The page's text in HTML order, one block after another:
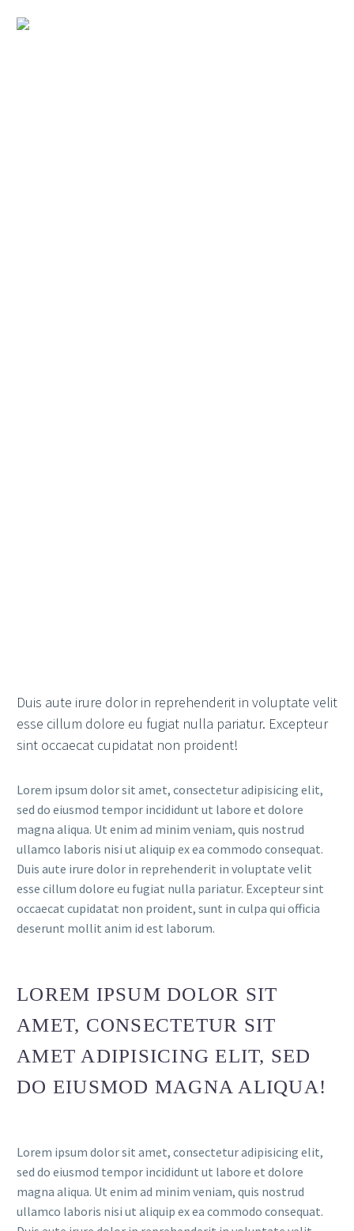
Duis aute irure dolor in reprehenderit in voluptate velit
esse cillum dolore eu fugiat nulla pariatur. Excepteur
sint occaecat cupidatat non proident!
Lorem ipsum dolor sit amet, consectetur adipisicing elit,
sed do eiusmod tempor incididunt ut labore et dolore
magna aliqua. Ut enim ad minim veniam, quis nostrud
ullamco laboris nisi ut aliquip ex ea commodo consequat.
Duis aute irure dolor in reprehenderit in voluptate velit
esse cillum dolore eu fugiat nulla pariatur. Excepteur sint
occaecat cupidatat non proident, sunt in culpa qui officia
deserunt mollit anim id est laborum.
LOREM IPSUM DOLOR SIT
AMET, CONSECTETUR SIT
AMET ADIPISICING ELIT, SED
DO EIUSMOD MAGNA ALIQUA!
Lorem ipsum dolor sit amet, consectetur adipisicing elit,
sed do eiusmod tempor incididunt ut labore et dolore
magna aliqua. Ut enim ad minim veniam, quis nostrud
ullamco laboris nisi ut aliquip ex ea commodo consequat.